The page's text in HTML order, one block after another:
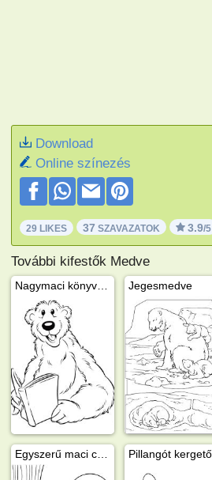
Download
Online színezés
29 LIKES 37 SZAVAZATOK 3.9/5
További kifestők Medve
Jegesmedve